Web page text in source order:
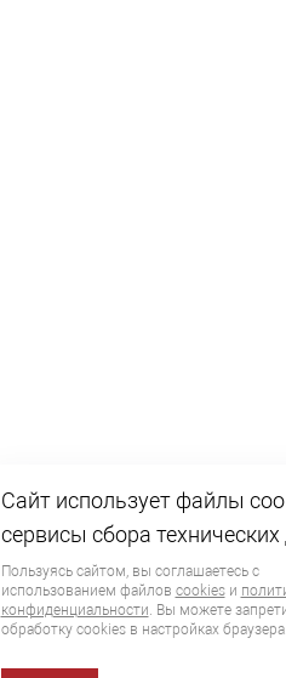
Сайт использует файлы
сервисы сбора
Пользуясь сайтом, вы соглашаетесь с
использованием файлов cookiesи
конфиденциальности. Вы можете
обработку сookies в настройках